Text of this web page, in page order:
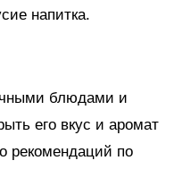
напитка.
блюдами и
его вкус и аромат
рекомендаций по